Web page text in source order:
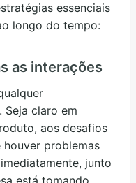
essenciais
longo do tempo:
as interações
Seja claro em
aos desafios
houver problemas
junto
está tomando